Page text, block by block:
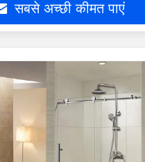
सबसे अच्छी कीमत पाएं